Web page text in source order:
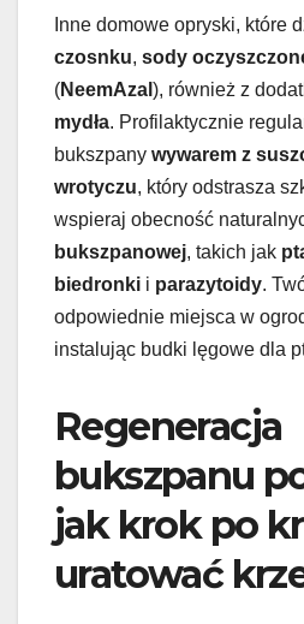
Inne domowe opryski, które
czosnku, sody
(NeemAzal ), również z
mydła. Profilaktycznie
bukszpany wywarem z
wrotyczu, który odstrasza
wspieraj obecność
bukszpanowej, takich jak
biedronki i parazytoidy.
odpowiednie miejsca w
instalując budki lęgowe dla
Regeneracja
bukszpanu
jak krok po
uratować